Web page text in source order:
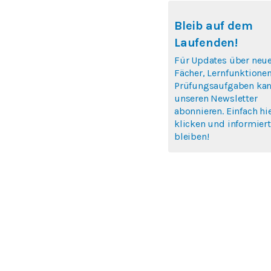
Bleib auf dem
Laufenden!
Für Updates über
Fächer,
Prüfungsaufgaben
unseren Newsletter
abonnieren. Einfach
klicken und informiert
bleiben!